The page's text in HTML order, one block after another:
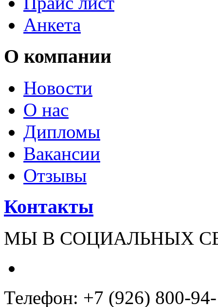
Анкета
О компании
Новости
О нас
Дипломы
Вакансии
Отзывы
Контакты
МЫ В СОЦИАЛЬНЫХ
Телефон: +7 (926) 800-